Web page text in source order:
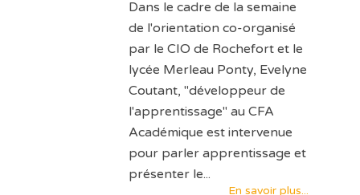
Dans le cadre de la semaine
de l'orientation co-organisé
par le CIO de Rochefort et le
lycée Merleau Ponty, Evelyne
Coutant, "développeur de
l'apprentissage" au CFA
Académique est intervenue
pour parler apprentissage et
présenter le...
En savoir plus...